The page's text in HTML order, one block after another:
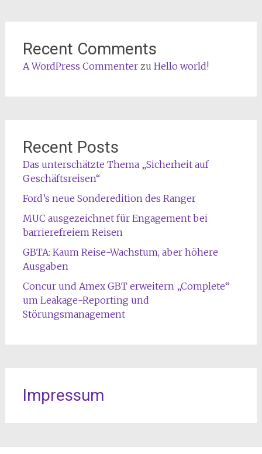
Recent Comments
A WordPress Commenterzu Hello world!
Recent Posts
Das unterschätzte Thema „Sicherheit auf
Geschäftsreisen“
Ford’s neue Sonderedition des Ranger
MUC ausgezeichnet für Engagement bei
barrierefreiem Reisen
GBTA: Kaum Reise-Wachstum, aber höhere
Ausgaben
Concur und Amex GBT erweitern „Complete“
um Leakage-Reporting und
Störungsmanagement
Impressum